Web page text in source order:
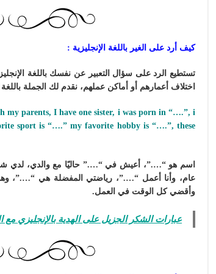
كيف أرد على الغير باللغة الإنجليزية :
تستطيع الرد على سؤال التعبير عن نفسك باللغة
اختلاف أعمارهم أو أماكن عملهم، نقدم لك الجملة باللغة
parents, I have one sister, i was porn in “….”, i
sport is “….” my favorite hobby is “….”, these
اسم هو “….”، أعيش في “….” حاليًا مع والدي، لدي
عام، وأنا أعمل “….”، رياضتي المفضلة هي “….”،
وأقضي كل الوقت في العمل.
عبارات الشكر الجزيل على الهدية بالإنجليزي مع